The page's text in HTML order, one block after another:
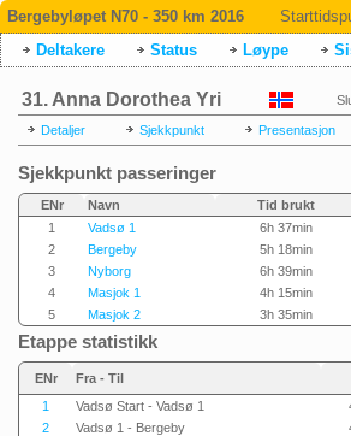
Bergebyløpet N70 - 350 km 2016
Deltakere
Status Løype
31. Anna Dorothea Yri
Detaljer Sjekkpunkt Presentasjon
Sjekkpunkt passeringer
ENr Navn Tid brukt
1
Vadsø 1 6h 37min
2
Bergeby 5h 18min
3
Nyborg 6h 39min
4
Masjok 1 4h 15min
5
Masjok 2 3h 35min
Etappe statistikk
ENr Fra - Til
1
Vadsø Start - Vadsø 1
2
Vadsø 1 - Bergeby